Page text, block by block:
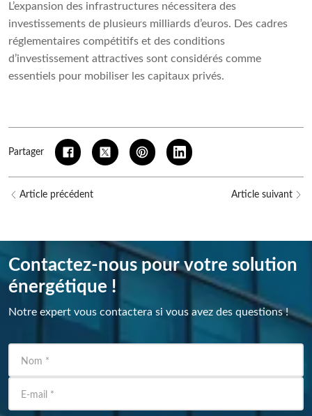
L’expansion des infrastructures nécessitera des
investissements de plusieurs milliards d’euros. Des cadres
réglementaires compétitifs et des conditions
d’investissement attractives sont considérés comme
essentiels pour mobiliser les capitaux privés.
Partager
Article précédent Article suivant
Contactez-nous pour votre solution
énergétique !
Notre expert vous contactera si vous avez des questions !
Nom *
E-mail *